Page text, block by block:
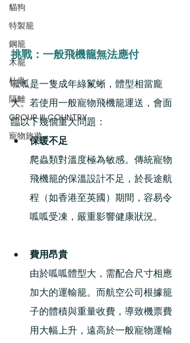
貓狗
特製籠
鋼籠
木籠
杜蟲
隔離
GROUP III COUNTRY
寵物旅遊
挑戰：一般飛機籠無法應付
呱呱是一隻成年綠鬣蜥，體型相當龐
大。若使用一般寵物飛機籠運送，會面
臨以下幾個重大問題：
保暖不足
爬蟲類對溫度極為敏感。傳統寵物
飛機籠的保溫設計不足，於長途航
程（如香港至英國）期間，容易令
呱呱受凍，嚴重影響健康狀況。
費用昂貴
由於呱呱體型大，需配合尺寸相應
加大的運輸籠。而航空公司根據籠
子的體積與重量收費，導致機票費
用大幅上升，遠高於一般寵物運輸